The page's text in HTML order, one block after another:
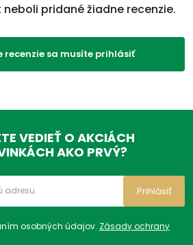
nosových dutín,
pri chrípke a prechladnutí.
suchým kašľom.
8590335001824
Teplota,
Bolesť, teplota,Produkty,
Tablety,Bolesť a zápal
pridané žiadne recenzie.
recenzie sa musíte prihlásiť
VEDIEŤ O AKCIÁCH
AKO PRVÝ?
osobných údajov. Zásady ochrany
Prihlásiť